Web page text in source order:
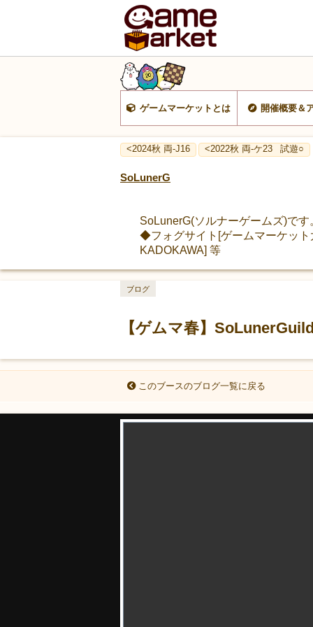
ゲームマーケットとは 開催概要＆
<2024秋 両-J16 <2022秋 両-ケ23 試遊○
SoLunerG
SoLunerG(ソルナーゲームズ)です
◆フォグサイト[ゲームマーケッ
KADOKAWA] 等
【ゲムマ春】
ブログ
このブースのブログ一覧に戻る